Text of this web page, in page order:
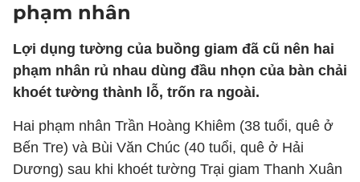
phạm nhân
Lợi dụng tường của buồng giam đã cũ nên hai
phạm nhân rủ nhau dùng đầu nhọn của bàn chải
khoét tường thành lỗ, trốn ra ngoài.
Hai phạm nhân Trần Hoàng Khiêm (38 tuổi, quê ở
Bến Tre) và Bùi Văn Chúc (40 tuổi, quê ở Hải
Dương) sau khi khoét tường Trại giam Thanh Xuân